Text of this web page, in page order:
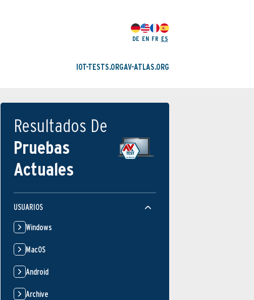
DE EN FR ES
IOT-TESTS.ORGAV-ATLAS.ORG
Resultados De
Pruebas
Actuales
USUARIOS
Windows
MacOS
Android
Archive